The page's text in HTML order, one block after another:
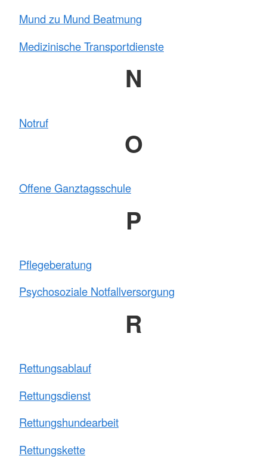
Mund zu Mund Beatmung
Medizinische Transportdienste
N
Notruf
O
Offene Ganztagsschule
P
Pflegeberatung
Psychosoziale Notfallversorgung
R
Rettungsablauf
Rettungsdienst
Rettungshundearbeit
Rettungskette